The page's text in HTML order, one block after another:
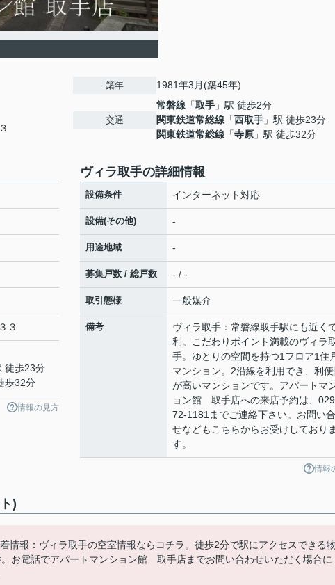
築年 1981年3月(築45年)
交通
常磐線 「取手 」駅 徒歩2分
関東鉄道常総線 「西取手 」駅 徒歩23分
関東鉄道常総線 「寺原 」駅 徒歩32分
３
徒歩23分
歩32分
情報の見方
ヴィラ取手の詳細情報
設備条件 インターネット対応
設備(その他) -
用途地域 -
募集戸数 / 総戸数 - / -
取引態様 一般媒介
備考
ヴィラ取手：常磐線取手駅にも近く
利。こだわりポイント満載のヴィラ
手。ゆとりの空間を持つ1フロア1住
マンション。2沿線を利用でき、利
が高いマンションです。アパートマ
ョン館 取手店への来店予約は、
72-1181までご連絡下さい。お問い
せなどもこちらからお受けしており
す。
情報
)
情報：ヴィラ取手の空室情報ならコチラ。徒歩2分で駅にアクセスできる
お電話でアパートマンション館 取手店までお問い合わせいただく場合に